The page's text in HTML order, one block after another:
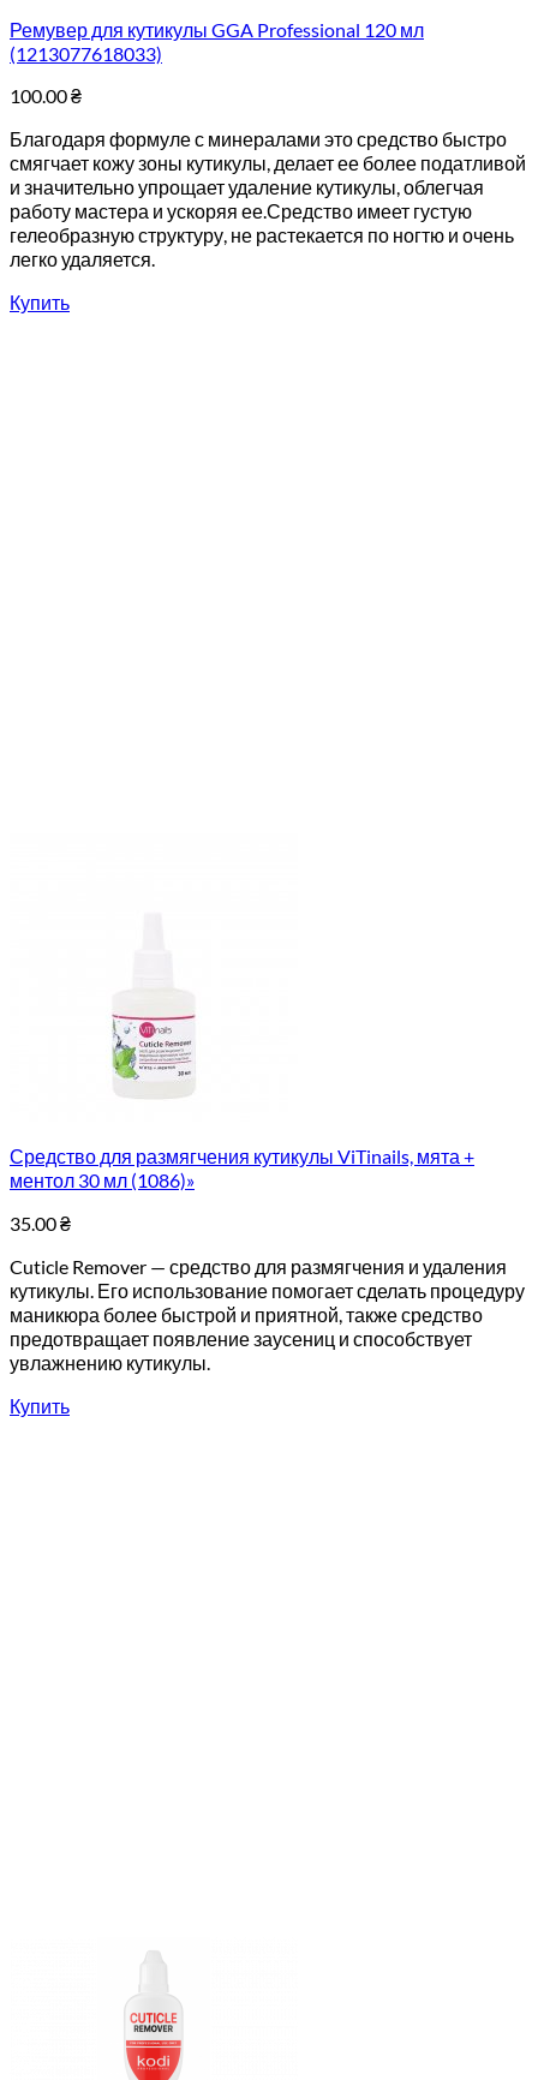
Ремувер для кутикулы GGA Professional 120 мл
(1213077618033)
100.00₴
Благодаря формуле с минералами это средство быстро
смягчает кожу зоны кутикулы, делает ее более податливой
и значительно упрощает удаление кутикулы, облегчая
работу мастера и ускоряя ее.Средство имеет густую
гелеобразную структуру, не растекается по ногтю и очень
легко удаляется.
Купить
Средство для размягчения кутикулы ViTinails, мята +
ментол 30 мл (1086)»
35.00₴
Cuticle Remover — средство для размягчения и удаления
кутикулы. Его использование помогает сделать процедуру
маникюра более быстрой и приятной, также средство
предотвращает появление заусениц и способствует
увлажнению кутикулы.
Купить